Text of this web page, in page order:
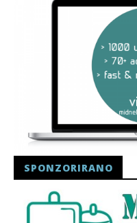
SPONZORIRANO